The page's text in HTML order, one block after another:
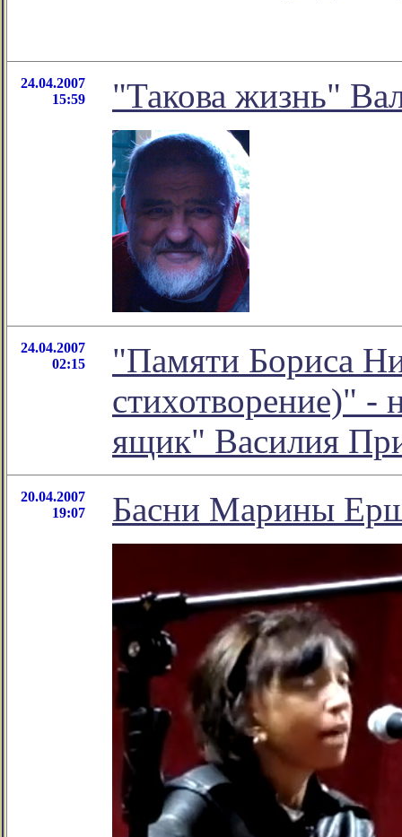
24.04.2007
15:59
"Такова жизнь"
24.04.2007
02:15
"Памяти Бориса
стихотворение)" -
ящик" Василия
20.04.2007
19:07
Басни Марины